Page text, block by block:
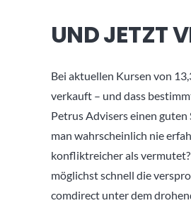
UND JETZT
Bei aktuellen Kursen von
verkauft – und dass
Petrus Advisers einen
man wahrscheinlich nie
konfliktreicher als
möglichst schnell die
comdirect unter dem